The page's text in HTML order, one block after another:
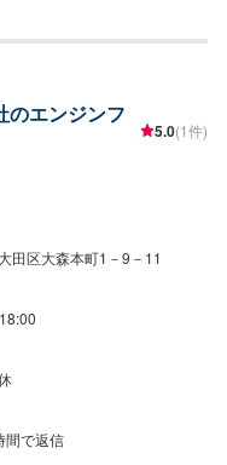
のエンジンフ
5.0(1件)
田区大森本町1－9－11
間で返信